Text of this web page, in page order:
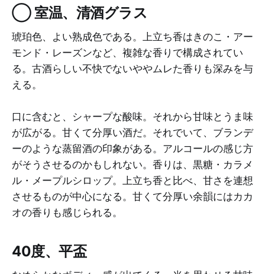
◯ 室温、清酒グラス
琥珀色、よい熟成色である。上立ち香はきのこ・アー
モンド・レーズンなど、複雑な香りで構成されてい
る。古酒らしい不快でないややムレた香りも深みを与
える。
口に含むと、シャープな酸味。それから甘味とうま味
が広がる。甘くて分厚い酒だ。それでいて、ブランデ
ーのような蒸留酒の印象がある。アルコールの感じ方
がそうさせるのかもしれない。香りは、黒糖・カラメ
ル・メープルシロップ。上立ち香と比べ、甘さを連想
させるものが中心になる。甘くて分厚い余韻にはカカ
オの香りも感じられる。
40度、平盃